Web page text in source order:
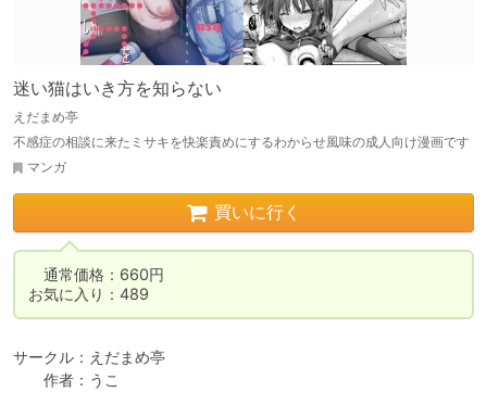
迷い猫はいき方を知らない
えだまめ亭
不感症の相談に来たミサキを快楽責めにするわからせ風味の成人向け漫画です
マンガ
買いに行く
通常価格：660円
お気に入り：489
サークル：えだまめ亭
作者：うこ